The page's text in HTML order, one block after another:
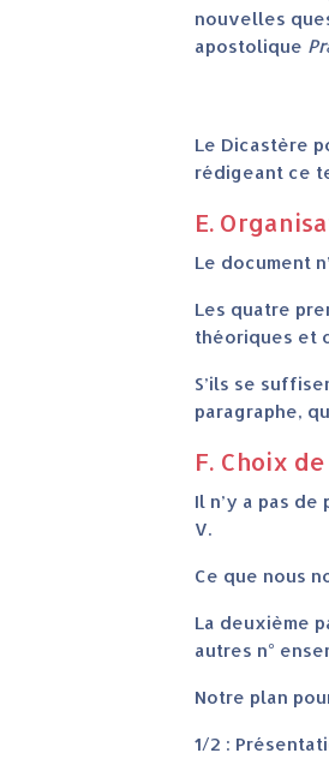
nouvelles
apostolique
Le Dicastère
rédigeant ce
E.
Le document
Les quatre
théoriques et
S’ils se
paragraphe,
F. Choix
Il n’y a pas
V.
Ce que nous
La deuxième
autres n°
Notre plan
1/2 :